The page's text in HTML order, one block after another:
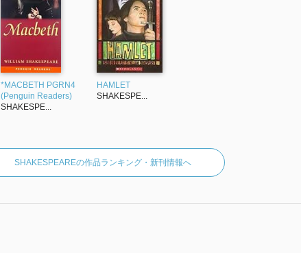
*MACBETH PGRN4
(Penguin Readers)
SHAKESPE...
HAMLET
SHAKESPE...
SHAKESPEAREの作品ランキング・新刊情報へ